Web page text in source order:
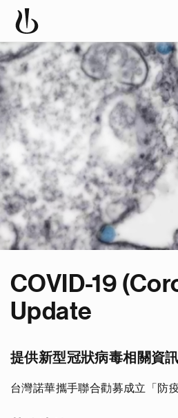
COVID-19
Update
提供新型冠狀病毒相關資訊
台灣諾華攜手聯合勸募成立「防